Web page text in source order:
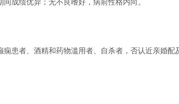
成绩优异；无不良嗜好，病前性格内向。
患者、酒精和药物滥用者、自杀者，否认近亲婚配